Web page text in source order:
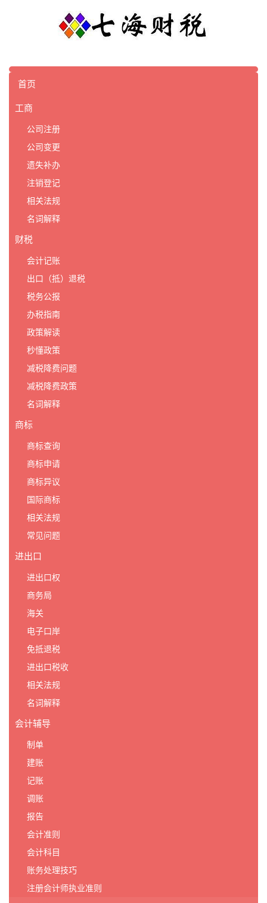
首页
工商
公司注册
公司变更
遗失补办
注销登记
相关法规
名词解释
财税
会计记账
出口（抵）退税
税务公报
办税指南
政策解读
秒懂政策
减税降费问题
减税降费政策
名词解释
商标
商标查询
商标申请
商标异议
国际商标
相关法规
常见问题
进出口
进出口权
商务局
海关
电子口岸
免抵退税
进出口税收
相关法规
名词解释
会计辅导
制单
建账
记账
调账
报告
会计准则
会计科目
账务处理技巧
注册会计师执业准则